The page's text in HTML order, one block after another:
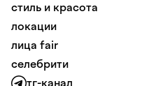
стиль и красота
локации
лица fair
селебрити
тг-канал